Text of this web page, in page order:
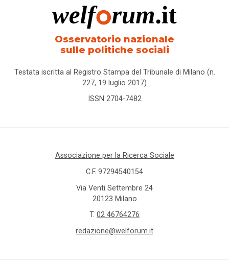
Osservatorio nazionale
sulle politiche sociali
Testata iscritta al Registro Stampa del Tribunale di Milano (n.
227, 19 luglio 2017)
ISSN 2704-7482
Associazione per la Ricerca Sociale
C.F. 97294540154
Via Venti Settembre 24
20123 Milano
T. 02 46764276
redazione@welforum.it